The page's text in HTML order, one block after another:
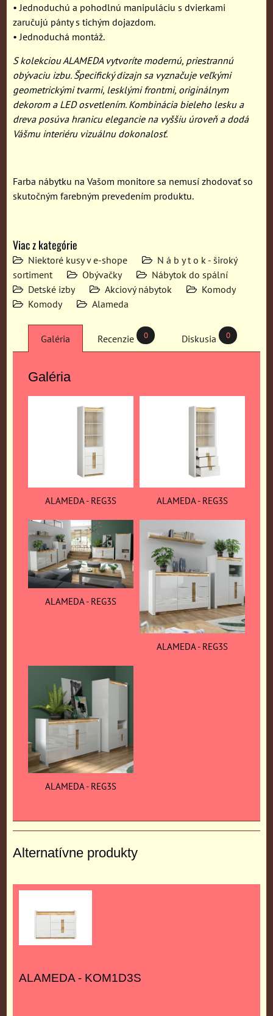
• Jednoduchú a pohodlnú manipuláciu s dvierkami
zaručujú pánty s tichým dojazdom.
• Jednoduchá montáž.
S kolekciou ALAMEDA vytvoríte modernú, priestrannú
obývaciu izbu. Špecifický dizajn sa vyznačuje veľkými
geometrickými tvarmi, lesklými frontmi, originálnym
dekorom a LED osvetlením. Kombinácia bieleho lesku a
dreva posúva hranicu elegancie na vyššiu úroveň a dodá
Vášmu interiéru vizuálnu dokonalosť.
Farba nábytku na Vašom monitore sa nemusí zhodovať so
skutočným farebným prevedením produktu.
Viac z kategórie
Niektoré kusy v e-shope
N á b y t o k - široký
sortiment
Obývačky
Nábytok do spální
Detské izby
Akciový nábytok
Komody
Komody
Alameda
Galéria Recenzie 0 Diskusia 0
Galéria
ALAMEDA - REG3S ALAMEDA - REG3S
ALAMEDA - REG3S
ALAMEDA - REG3S
ALAMEDA - REG3S
Alternatívne produkty
ALAMEDA - KOM1D3S